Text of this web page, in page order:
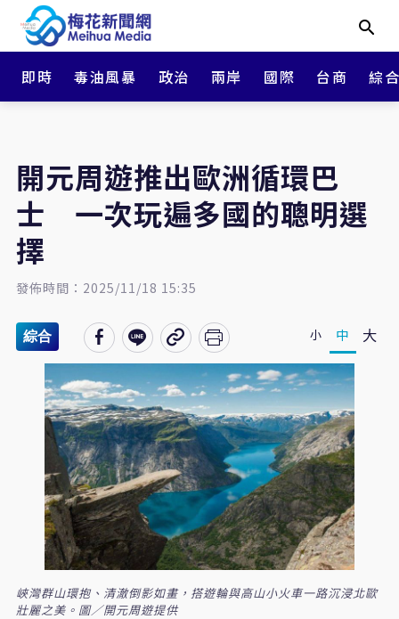
即時 毒油風暴 政治 兩岸 國際 台商 綜
開元周遊推出歐洲循環巴
士 一次玩遍多國的聰明選
擇
發佈時間：2025/11/18 15:35
綜合 小 中 大
峽灣群山環抱、清澈倒影如畫，搭遊輪與高山小火車一路沉浸北歐
壯麗之美。圖／開元周遊提供